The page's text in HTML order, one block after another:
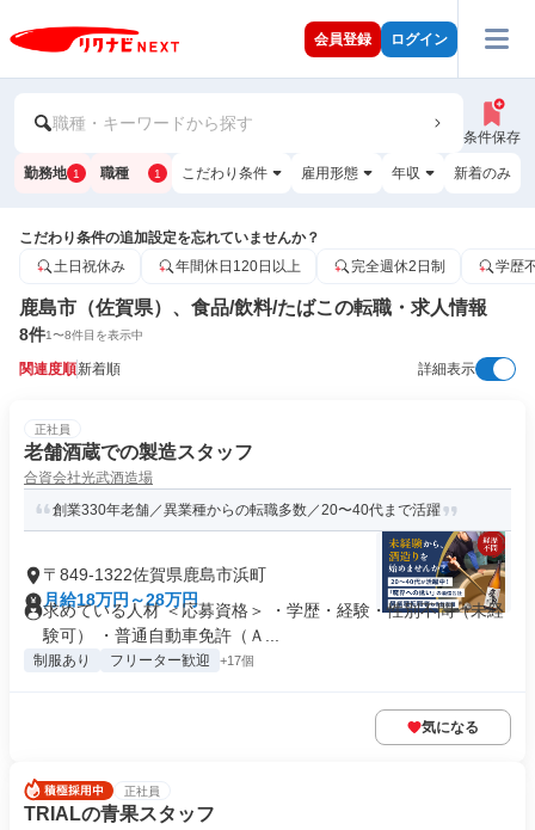
会員登録 ログイン
職種・キーワードから探す
条件保存
勤務地 1 職種 1 こだわり条件 雇用形態 年収 新着のみ
こだわり条件の追加設定を忘れていませんか？
土日祝休み
年間休日120日以上 完全週休2日制 学歴
鹿島市（佐賀県）、食品/飲料/たばこの転職・求人情報
8件1〜8件目を表示中
関連度順新着順 詳細表示
正社員
老舗酒蔵での製造スタッフ
合資会社光武酒造場
創業330年老舗／異業種からの転職多数／20〜40代まで活躍
〒849-1322佐賀県鹿島市浜町
月給18万円～28万円
求めている人材 ＜応募資格＞ ・学歴・経験・性別不問（未経
験可） ・普通自動車免許（Ａ...
制服あり フリーター歓迎 +17個
気になる
正社員
TRIALの青果スタッフ